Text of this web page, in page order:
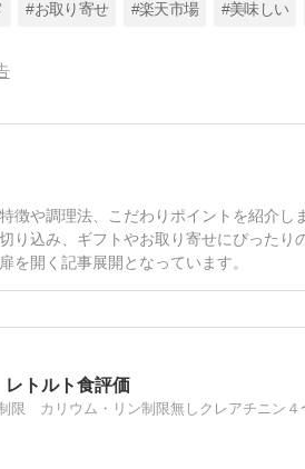
#お取り寄せ #楽天市場 #美味しい
徴や調理法、こだわりポイントを紹介し
込み、ギフトやお取り寄せにぴったり
を開く記事展開となっています。
トルト食評価